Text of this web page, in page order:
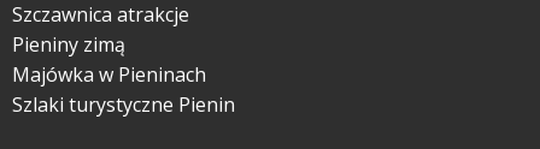
Szczawnica atrakcje
Pieniny zimą
Majówka w Pieninach
Szlaki turystyczne Pienin